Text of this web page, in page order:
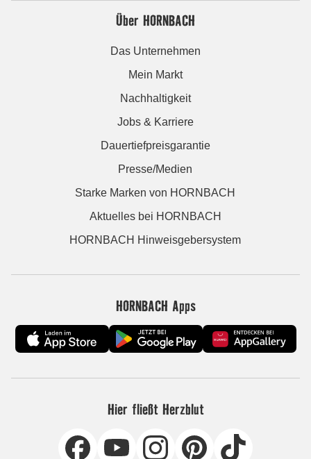
Über HORNBACH
Das Unternehmen
Mein Markt
Nachhaltigkeit
Jobs & Karriere
Dauertiefpreisgarantie
Presse/Medien
Starke Marken von HORNBACH
Aktuelles bei HORNBACH
HORNBACH Hinweisgebersystem
HORNBACH Apps
Hier fließt Herzblut